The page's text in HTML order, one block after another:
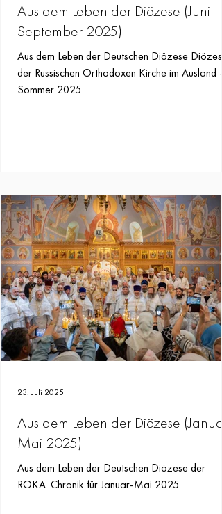
Aus dem Leben der Diözese (Juni-
September 2025)
Aus dem Leben der Deutschen Diözese Diözese
der Russischen Orthodoxen Kirche im Ausland –
Sommer 2025
Aus dem Leben der Diözese
Mai 2025)
Aus dem Leben der Deutschen Diözese der
ROKA. Chronik für Januar-Mai 2025
23. Juli 2025